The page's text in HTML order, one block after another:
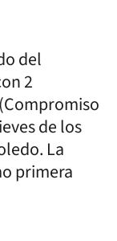
del
2
de los
La
primera